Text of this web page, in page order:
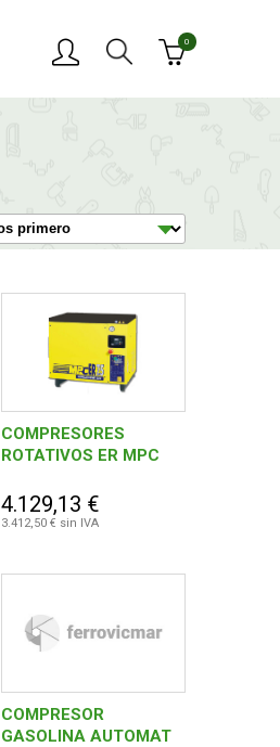
0
COMPRESORES
ROTATIVOS ER MPC
4.129,13 €
3.412,50 € sin IVA
COMPRESOR
GASOLINA AUTOMAT